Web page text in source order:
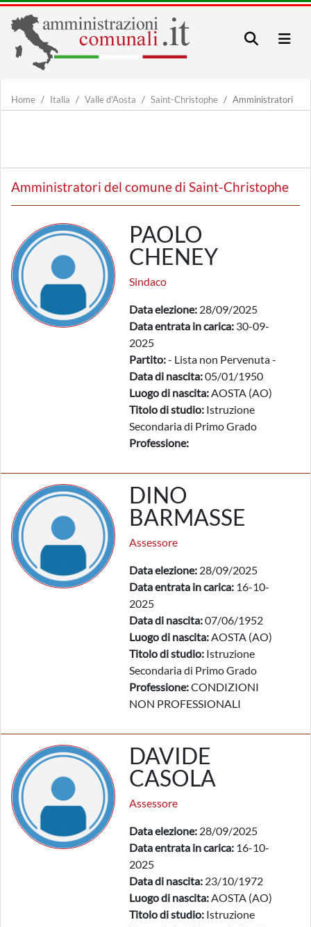
Home Italia Valle d'Aosta Saint-Christophe Amministratori
Amministratori del comune di Saint-Christophe
PAOLO
CHENEY
Sindaco
Data elezione: 28/09/2025
Data entrata in carica: 30-09-
2025
Partito:- Lista non Pervenuta -
Data di nascita:05/01/1950
Luogo di nascita:AOSTA (AO)
Titolo di studio: Istruzione
Secondaria di Primo Grado
Professione:
DINO
BARMASSE
Assessore
Data elezione: 28/09/2025
Data entrata in carica: 16-10-
2025
Data di nascita:07/06/1952
Luogo di nascita:AOSTA (AO)
Titolo di studio: Istruzione
Secondaria di Primo Grado
Professione:CONDIZIONI
NON PROFESSIONALI
DAVIDE
CASOLA
Assessore
Data elezione: 28/09/2025
Data entrata in carica: 16-10-
2025
Data di nascita: 23/10/1972
Luogo di nascita:AOSTA (AO)
Titolo di studio: Istruzione